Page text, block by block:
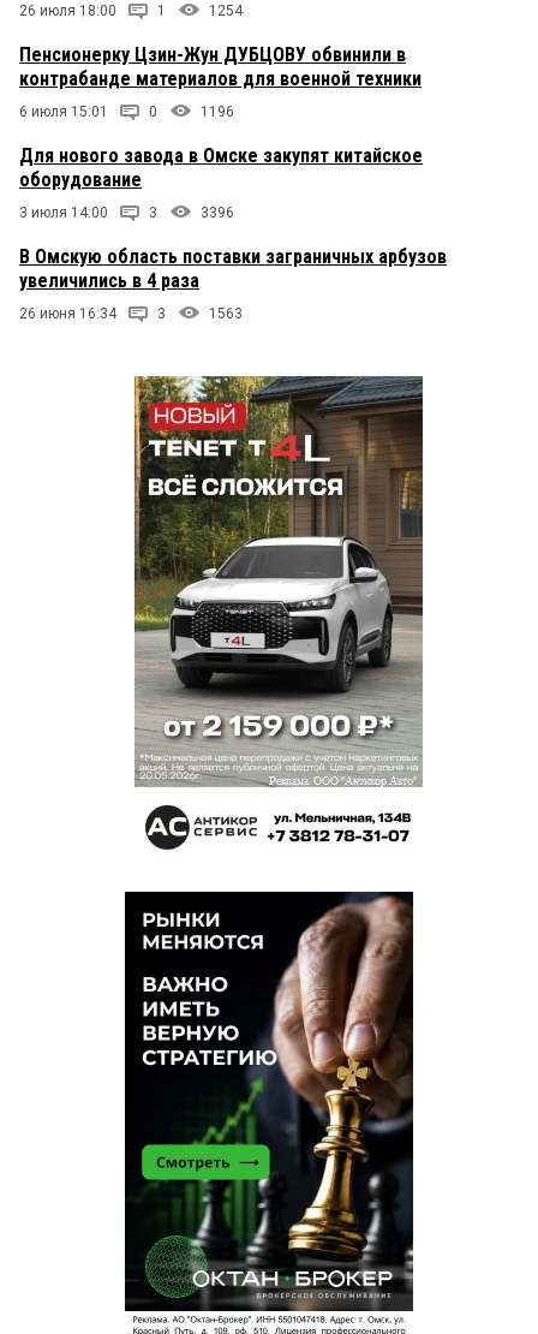
26 июля 18:00 1 1254
Пенсионерку Цзин-Жун ДУБЦОВУ обвинили в
контрабанде материалов для военной техники
6 июля 15:01 0 1196
Для нового завода в Омске закупят китайское
оборудование
3 июля 14:00 3 3396
В Омскую область поставки заграничных арбузов
увеличились в 4 раза
26 июня 16:34 3 1563